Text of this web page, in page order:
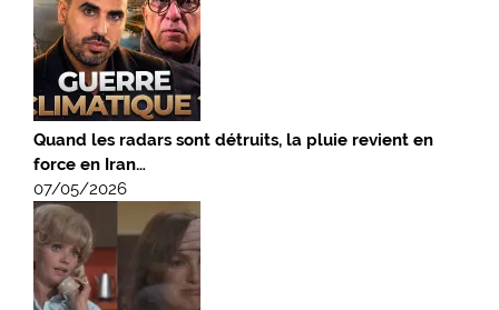
Quand les radars sont détruits, la pluie revient en
force en Iran…
07/05/2026